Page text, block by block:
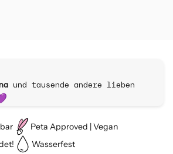
und tausende andere lieben
Peta Approved | Vegan
Wasserfest